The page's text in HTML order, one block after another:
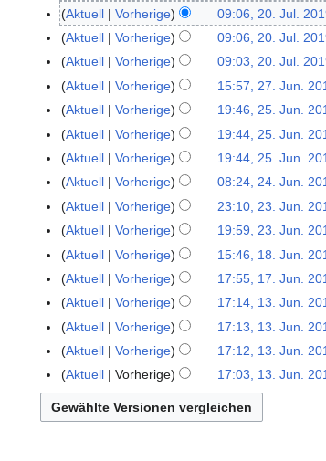
2
2
K
e
i
n
e
B
e
r
b
e
i
t
n
g
s
z
u
s
a
2
0
2
Aktuell Vorherige 09:06, 20. Jul.
K
n
e
B
e
r
b
e
i
t
n
g
s
z
u
s
Aktuell Vorherige 09:06, 20. Jul.
Aktuell
Vorherige 09:03, 20. Jul.
K
i
n
e
B
e
r
b
e
i
t
n
g
s
z
2
7
n
2
Aktuell Vorherige 15:57, 27. Jun.
K
i
n
e
B
e
r
b
e
i
t
n
g
s
2
5
n
2
Aktuell Vorherige 19:46, 25. Jun.
K
i
n
e
B
e
r
b
e
i
t
u
n
Aktuell Vorherige 19:44, 25. Jun.
Aktuell
Vorherige 19:44, 25. Jun.
K
i
n
e
B
e
r
b
e
i
t
2
4
n
2
Aktuell Vorherige 08:24, 24. Jun.
2
3
n
2
Aktuell Vorherige 23:10, 23. Jun.
K
i
n
e
B
e
r
b
e
Aktuell Vorherige 19:59, 23. Jun.
1
8
n
2
Aktuell Vorherige 15:46, 18. Jun.
K
i
n
e
B
e
a
1
7
n
2
Aktuell Vorherige 17:55, 17. Jun.
K
i
n
e
B
e
1
3
i
Aktuell Vorherige 17:14, 13. Jun.
K
i
n
e
B
Aktuell Vorherige 17:13, 13. Jun.
Aktuell
Vorherige 17:12, 13. Jun.
K
e
i
Aktuell Vorherige 17:03, 13. Jun.